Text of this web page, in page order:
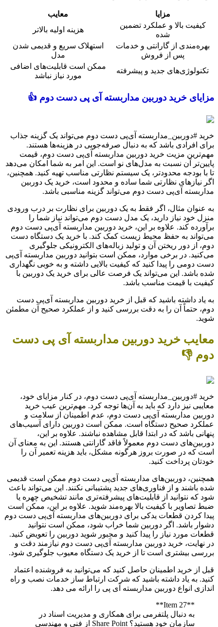
مزایا
معایب
کیفیت بالا و عملکرد تضمین
شده
هزینه اولیه بالاتر
بهره‌مندی از گارانتی و خدمات
پس از فروش
استهلاک سریع و قدیمی شدن
مدل
تکنولوژی‌های جدید و پیشرفته
ممکن است قابلیت‌های اضافی
مورد نیاز نباشد
مزایای خرید دوربین مداربسته آی پی دست دوم 👍
خرید #دوربین_مداربسته آی‌پی دست دوم می‌تواند یک گزینه جذاب
برای افرادی باشد که به دنبال صرفه‌جویی در هزینه‌ها هستند.
مهم‌ترین مزیت خرید دوربین مداربسته آی‌پی دست دوم، قیمت
پایین‌تر آن نسبت به مدل‌های نو است. این امر به شما امکان می‌دهد
تا با بودجه محدودتر، یک سیستم نظارتی مناسب تهیه کنید. همچنین،
اگر نیازهای نظارتی شما ساده و محدود است، خرید یک دوربین
مداربسته آی‌پی دست دوم می‌تواند گزینه مناسبی باشد.
به عنوان مثال، اگر فقط به یک دوربین برای نظارت بر درب ورودی
منزل خود نیاز دارید، یک مدل دست دوم می‌تواند نیاز شما را
برآورده کند. علاوه بر این، خرید دوربین مداربسته آی‌پی دست دوم
می‌تواند به حفظ محیط زیست کمک کند. با خرید یک دستگاه دست
دوم، از دور ریختن آن و تولید زباله‌های الکترونیکی جلوگیری
می‌کنید. در برخی موارد، ممکن است بتوانید دوربین مداربسته آی‌پی
دست دومی را پیدا کنید که کیفیت بالایی داشته و به خوبی نگهداری
شده باشد. این می‌تواند یک فرصت عالی برای خرید یک دوربین با
کیفیت با قیمت مناسب باشد.
به یاد داشته باشید که قبل از خرید دوربین مداربسته آی‌پی دست
دوم، حتماً آن را به دقت بررسی کنید و از عملکرد صحیح آن مطمئن
شوید.
معایب خرید دوربین مداربسته آی پی دست
دوم 👎
خرید #دوربین_مداربسته آی‌پی دست دوم، در کنار مزایای خود،
معایبی نیز دارد که باید به آن‌ها توجه کرد. مهم‌ترین عیب خرید
دوربین مداربسته آی‌پی دست دوم، عدم اطمینان از سلامت و
عملکرد صحیح دستگاه است. ممکن است دوربین دارای آسیب‌های
پنهانی باشد که در ابتدا قابل مشاهده نباشند. علاوه بر این،
دوربین‌های دست دوم معمولاً فاقد گارانتی هستند. این به معنای آن
است که در صورت بروز هرگونه مشکل، باید هزینه تعمیر آن را
خودتان پرداخت کنید.
همچنین، دوربین‌های مداربسته آی‌پی دست دوم ممکن است قدیمی
شده باشند و از فناوری‌های جدید پشتیبانی نکنند. این می‌تواند باعث
شود که نتوانید از قابلیت‌های پیشرفته‌تری مانند تشخیص چهره یا
ضبط تصاویر با کیفیت بالا بهره‌مند شوید. علاوه بر این، ممکن است
پیدا کردن قطعات یدکی برای دوربین‌های مداربسته آی‌پی دست دوم
دشوار باشد. اگر دوربین شما خراب شود، ممکن است نتوانید
قطعات مورد نیاز را پیدا کنید و مجبور شوید دوربین را تعویض کنید.
در نهایت، خرید دوربین مداربسته آی‌پی دست دوم نیازمند دقت و
بررسی بیشتری است تا از خرید یک دستگاه معیوب جلوگیری شود.
قبل از خرید اطمینان حاصل کنید که می‌توانید به فروشنده اعتماد
کنید. به یاد داشته باشید که شرکت ارتباط ساز خدمات نصب و راه
اندازی انواع دوربین مداربسته آی پی را ارائه می دهد.
**Item 27**
به دنبال پلتفرمی برای همکاری و مدیریت اسناد در
سازمان خود هستید؟ Share Point از فنی و مهندسی